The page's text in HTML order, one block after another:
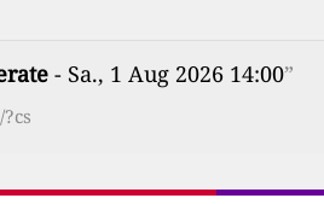
- Sa., 1 Aug 2026 14:00”